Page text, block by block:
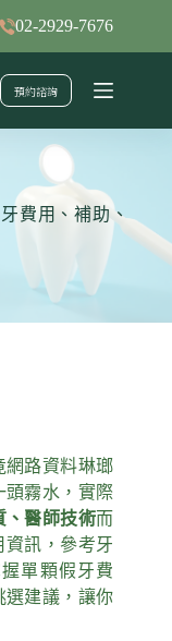
02-2929-7676
預約諮詢
費用、補助、
網路資料琳瑯
頭霧水，實際
、醫師技術而
資訊，參考牙
單顆假牙費
選建議，讓你